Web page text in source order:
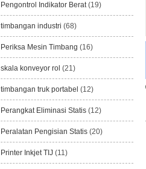
Pengontrol Indikator Berat (19)
timbangan industri (68)
Periksa Mesin Timbang (16)
skala konveyor rol (21)
timbangan truk portabel (12)
Perangkat Eliminasi Statis (12)
Peralatan Pengisian Statis (20)
Printer Inkjet TIJ (11)